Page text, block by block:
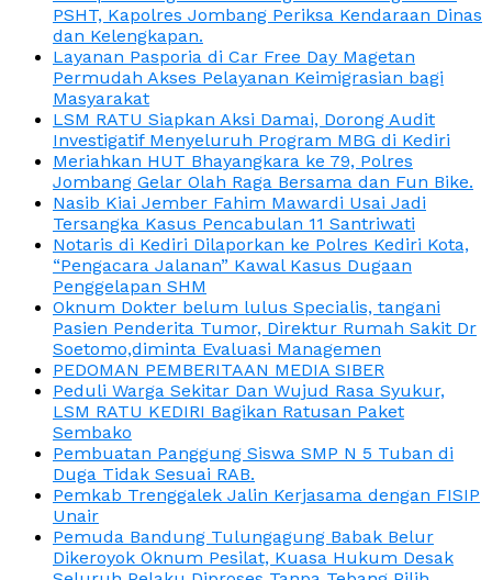
PSHT, Kapolres Jombang Periksa Kendaraan Dinas
dan Kelengkapan.
Layanan Pasporia di Car Free Day Magetan
Permudah Akses Pelayanan Keimigrasian bagi
Masyarakat
LSM RATU Siapkan Aksi Damai, Dorong Audit
Investigatif Menyeluruh Program MBG di Kediri
Meriahkan HUT Bhayangkara ke 79, Polres
Jombang Gelar Olah Raga Bersama dan Fun Bike.
Nasib Kiai Jember Fahim Mawardi Usai Jadi
Tersangka Kasus Pencabulan 11 Santriwati
Notaris di Kediri Dilaporkan ke Polres Kediri Kota,
“Pengacara Jalanan” Kawal Kasus Dugaan
Penggelapan SHM
Oknum Dokter belum lulus Specialis, tangani
Pasien Penderita Tumor, Direktur Rumah Sakit Dr
Soetomo,diminta Evaluasi Managemen
PEDOMAN PEMBERITAAN MEDIA SIBER
Peduli Warga Sekitar Dan Wujud Rasa Syukur,
LSM RATU KEDIRI Bagikan Ratusan Paket
Sembako
Pembuatan Panggung Siswa SMP N 5 Tuban di
Duga Tidak Sesuai RAB.
Pemkab Trenggalek Jalin Kerjasama dengan FISIP
Unair
Pemuda Bandung Tulungagung Babak Belur
Dikeroyok Oknum Pesilat, Kuasa Hukum Desak